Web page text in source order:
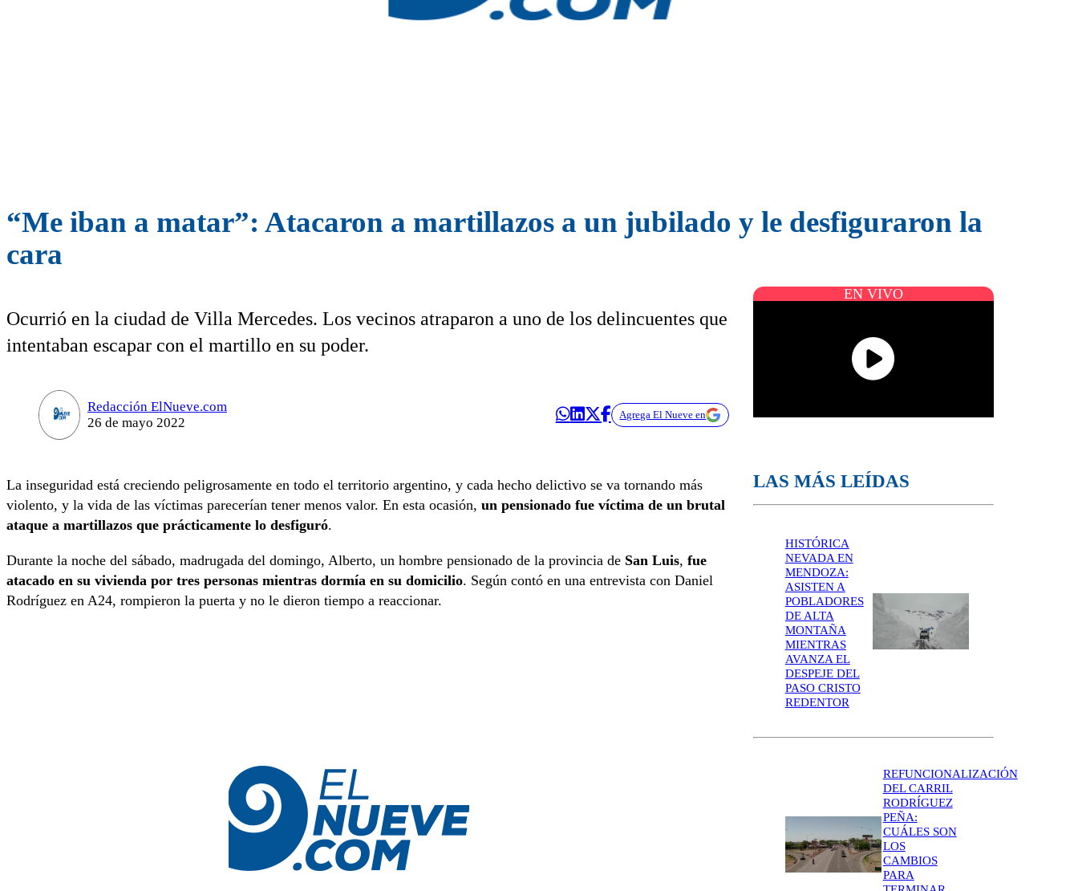
“Me iban a matar”: Atacaron a martillazos a un jubilado y le desfiguraron la
cara
Ocurrió en la ciudad de Villa Mercedes. Los vecinos atraparon a uno de los delincuentes que
intentaban escapar con el martillo en su poder.
Redacción ElNueve.com
26 de mayo 2022
Agrega El Nueve en
La inseguridad está creciendo peligrosamente en todo el territorio argentino, y cada hecho delictivo se va tornando más
violento, y la vida de las víctimas parecerían tener menos valor. En esta ocasión, un pensionado fue víctima de un brutal
ataque a martillazos que prácticamente lo desfiguró.
Durante la noche del sábado, madrugada del domingo, Alberto, un hombre pensionado de la provincia de San Luis, fue
atacado en su vivienda por tres personas mientras dormía en su domicilio. Según contó en una entrevista con Daniel
Rodríguez en A24, rompieron la puerta y no le dieron tiempo a reaccionar.
EN VIVO
LAS MÁS LEÍDAS
HISTÓRICA
NEVADA EN
MENDOZA:
ASISTEN A
POBLADORES
DE ALTA
MONTAÑA
MIENTRAS
AVANZA EL
DESPEJE DEL
PASO CRISTO
REDENTOR
REFUNCIONALIZACIÓN
DEL CARRIL
RODRÍGUEZ
PEÑA:
CUÁLES SON
LOS
CAMBIOS
PARA